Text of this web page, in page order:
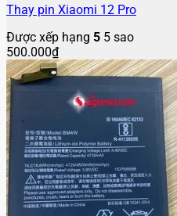
Thay pin Xiaomi 12 Pro
Được xếp hạng 5 5 sao
500.000₫